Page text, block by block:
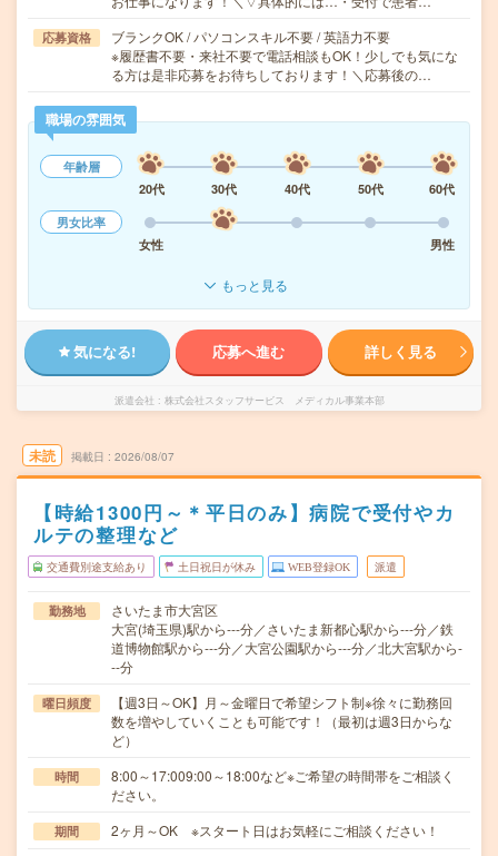
応募資格
ブランクOK / パソコンスキル不要 / 英語力不要
※履歴書不要・来社不要で電話相談もOK！少しでも気にな
る方は是非応募をお待ちしております！＼応募後の…
職場の雰囲気
年齢層
20代
30代 40代 50代
60代
男女比率
女性
男性
もっと見る
気になる! 応募へ進む 詳しく見る
派遣会社 株式会社スタッフサービス メディカル事業本部
未読 掲載日 2026/08/07
【時給1300円～＊平日のみ】病院で受付やカ
ルテの整理など
交通費別途支給あり 土日祝日が休み WEB登録OK 派遣
勤務地
さいたま市大宮区
大宮(埼玉県)駅から---分／さいたま新都心駅から---分／鉄
道博物館駅から---分／大宮公園駅から---分／北大宮駅から-
--分
曜日頻度
【週3日～OK】月～金曜日で希望シフト制※徐々に勤務回
数を増やしていくことも可能です！（最初は週3日からな
ど）
時間
8:00～17:009:00～18:00など※ご希望の時間帯をご相談く
ださい。
期間 2ヶ月～OK ※スタート日はお気軽にご相談ください！